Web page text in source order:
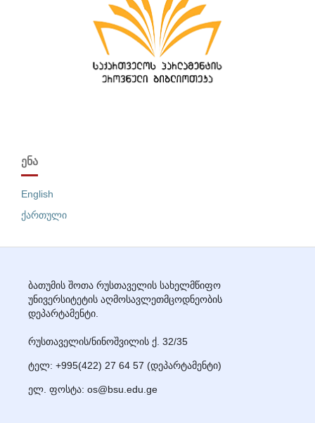
ᲔᲜᲐ
English
ქართული
ბათუმის შოთა რუსთაველის სახელმწიფო
უნივერსიტეტის აღმოსავლეთმცოდნეობის
დეპარტამენტი.
რუსთაველის/ნინოშვილის ქ. 32/35
ტელ: +995(422) 27 64 57 (დეპარტამენტი)
ელ. ფოსტა: os@bsu.edu.ge